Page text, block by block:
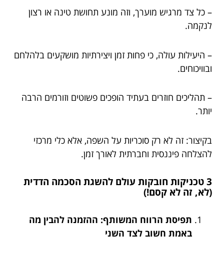
– כל צד מרגיש מוערך, וזה מונע תחושת טינה או רצון
לנקמה.
– היעילות עולה, כי פחות זמן ויצירתיות מושקעים בלהלחם
ובוויכוחים.
– תהליכים חוזרים בעתיד הופכים פשוטים וזורמים הרבה
יותר.
בקיצור: זה לא רק סוכריות על השפה, אלא כלי מרכזי
להצלחה פיננסית וחברתית לאורך זמן.
3 טכניקות חובקות עולם להשגת הסכמה הדדית
(לא, זה לא קסם!)
תפיסת הרווח המשותף: ההזמנה להבין מה
באמת חשוב לצד השני